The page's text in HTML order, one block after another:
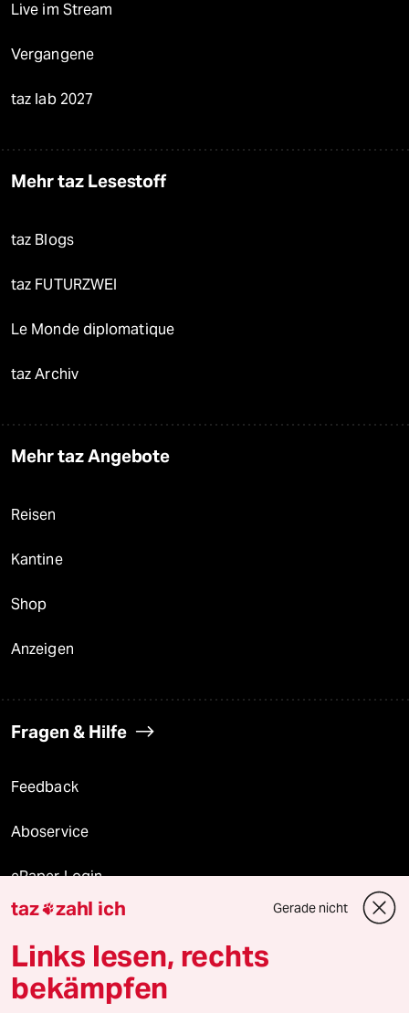
Live im Stream
Vergangene
taz lab 2027
Mehr taz Lesestoff
taz Blogs
taz FUTURZWEI
Le Monde diplomatique
taz Archiv
Mehr taz Angebote
Reisen
Kantine
Shop
Anzeigen
Fragen & Hilfe
Feedback
Aboservice
ePaper Login
Downloads für Abonnierende
© 2026 taz Verlags und Vertriebs GmbH
taz zahl ich Gerade nicht
Links lesen, rechts
bekämpfen